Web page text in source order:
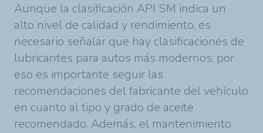
Aunque la clasificación API SM indica un
alto nivel de calidad y rendimiento, es
necesario señalar que hay clasificaciones de
lubricantes para autos más modernos, por
eso es importante seguir las
recomendaciones del fabricante del vehículo
en cuanto al tipo y grado de aceite
recomendado. Además, el mantenimiento